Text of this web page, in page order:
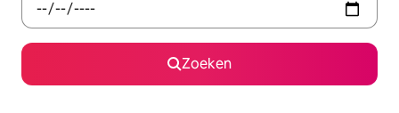
Zoeken